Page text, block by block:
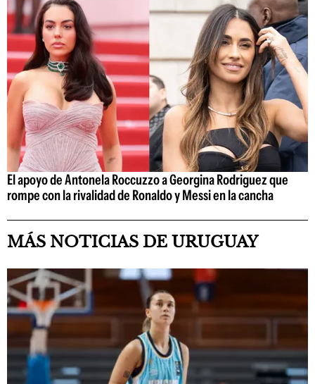
El apoyo de Antonela Roccuzzo a Georgina Rodriguez que
rompe con la rivalidad de Ronaldo y Messi en la cancha
MÁS NOTICIAS DE URUGUAY